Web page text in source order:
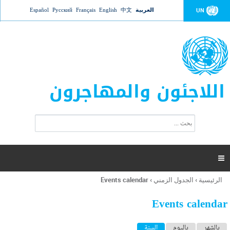
Jump to navigation UN العربية 中文
English
Français
Русский
Español
اللاجئون والمهاجرون
ت
ر
ل
ح
ب

أنت
هنا
الرئيسية › الجدول الزمني ›
Events calendar
Events calendar